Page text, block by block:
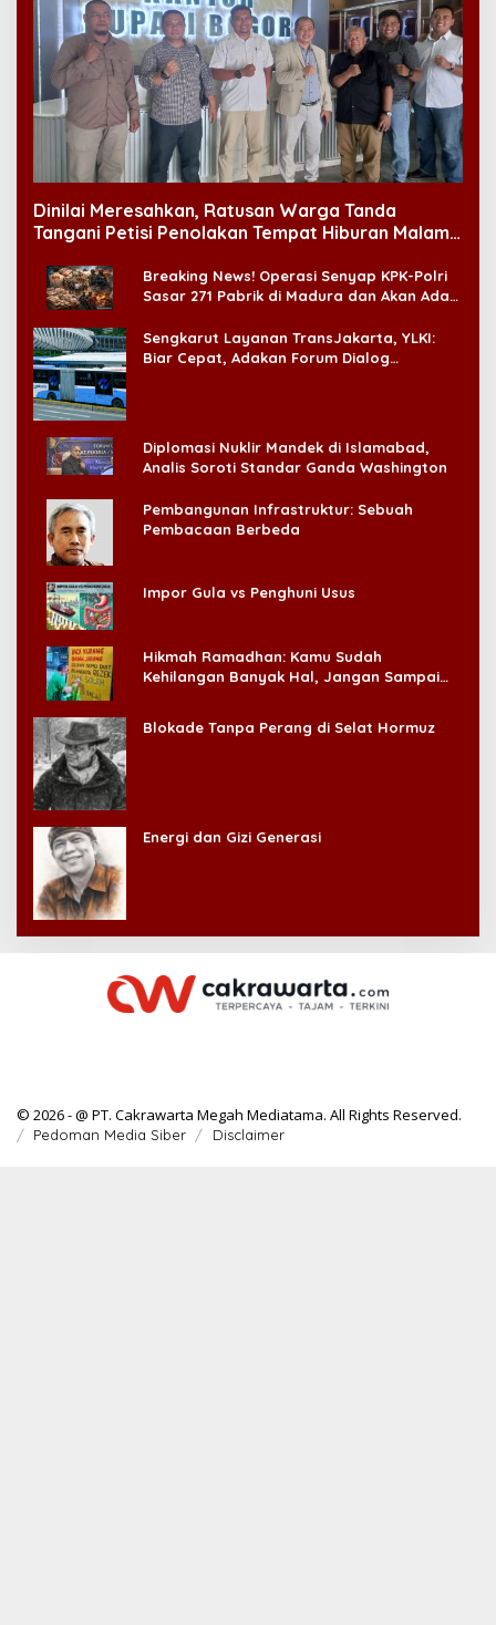
Dinilai Meresahkan, Ratusan Warga Tanda
Tangani Petisi Penolakan Tempat Hiburan Malam
Breaking News! Operasi Senyap KPK-Polri
Sasar 271 Pabrik di Madura dan Akan Ada
Sengkarut Layanan TransJakarta, YLKI:
Biar Cepat, Adakan Forum Dialog
Diplomasi Nuklir Mandek di Islamabad,
Analis Soroti Standar Ganda Washington
Pembangunan Infrastruktur: Sebuah
Pembacaan Berbeda
Impor Gula vs Penghuni Usus
Hikmah Ramadhan: Kamu Sudah
Kehilangan Banyak Hal, Jangan Sampai
Blokade Tanpa Perang di Selat Hormuz
Energi dan Gizi Generasi
© 2026 - @ PT. Cakrawarta Megah Mediatama. All Rights Reserved.
Pedoman Media Siber Disclaimer